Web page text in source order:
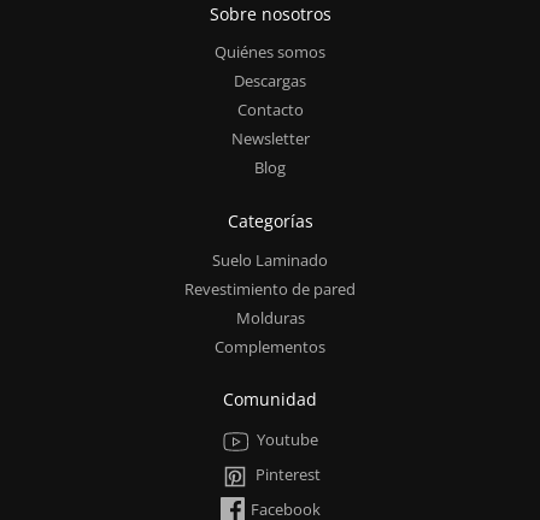
Sobre nosotros
Quiénes somos
Descargas
Contacto
Newsletter
Blog
Categorías
Suelo Laminado
Revestimiento de pared
Molduras
Complementos
Comunidad
Youtube
Pinterest
Facebook